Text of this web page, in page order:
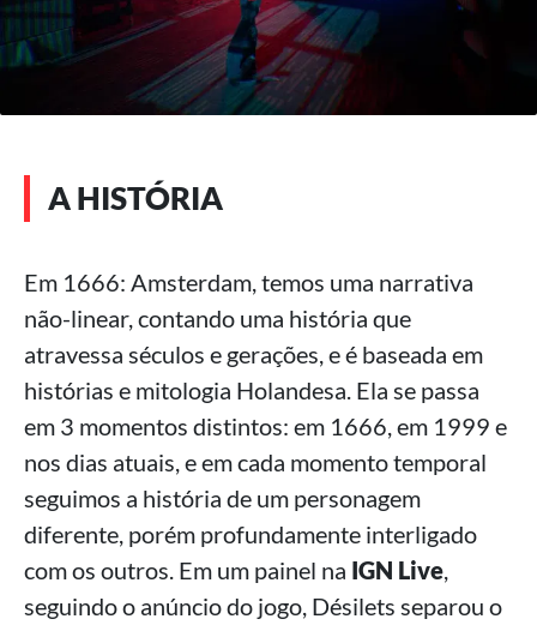
A HISTÓRIA
Em 1666: Amsterdam, temos uma narrativa
não-linear, contando uma história que
atravessa séculos e gerações, e é baseada em
histórias e mitologia Holandesa. Ela se passa
em 3 momentos distintos: em 1666, em 1999 e
nos dias atuais, e em cada momento temporal
seguimos a história de um personagem
diferente, porém profundamente interligado
com os outros. Em um painel na IGN Live
seguindo o anúncio do jogo, Désilets separou o